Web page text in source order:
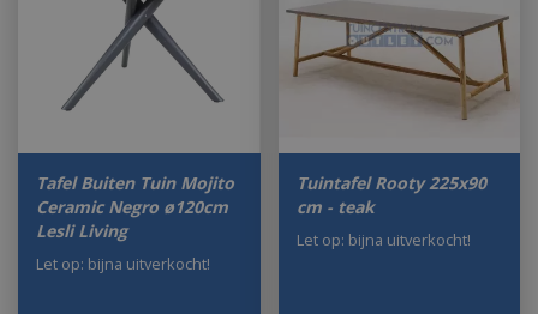
Tafel Buiten Tuin Mojito
Ceramic Negro ø120cm
Lesli Living
Let op: bijna uitverkocht!
Tuintafel Rooty 225x90
cm - teak
Let op: bijna uitverkocht!